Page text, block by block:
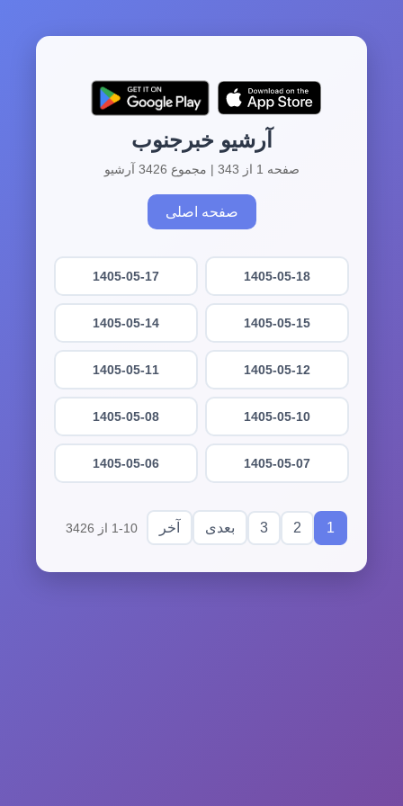
آرشیو خبرجنوب
صفحه 1 از 343 | مجموع 3426 آرشیو
صفحه اصلی
1405-05-18
1405-05-17
1405-05-15
1405-05-14
1405-05-12
1405-05-11
1405-05-10
1405-05-08
1405-05-07
1405-05-06
1
2
3 بعدی آخر 1-10 از 3426